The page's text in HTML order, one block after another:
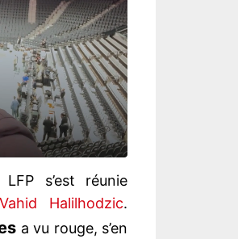
s’est réunie
Vahid Halilhodzic.
a vu rouge, s’en